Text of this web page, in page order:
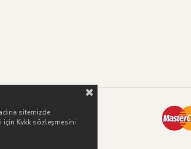
Saklıdır.
sitemizde
için Kvkk sözleşmesini